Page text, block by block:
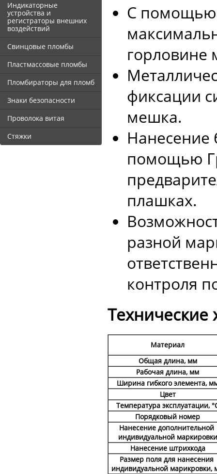
Индикаторные
устройства и
регистраторы внешних
воздействий
Свинцовые пломбы
Пластмассовые пломбы
Пломбираторы для пломб
Знаки безопасности
Проволока витая
Стяжки
С помощью
горловине
фиксации
мешка.
Нанесение
помощью
плашках.
разной
контроля
Технические
Материал
Общая длина, мм
Рабочая длина, мм
Ширина гибкого элемента,
Цвет
Температура эксплуатации,
Порядковый номер
Нанесение дополнительной
индивидуальной маркировки
Нанесение штрихкода
Размер поля для нанесения
индивидуальной марикровки,